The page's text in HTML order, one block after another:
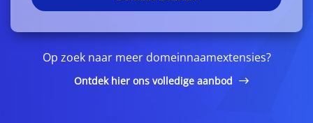
Op zoek naar meer domeinnaamextensies?
Ontdek hier ons volledige aanbod